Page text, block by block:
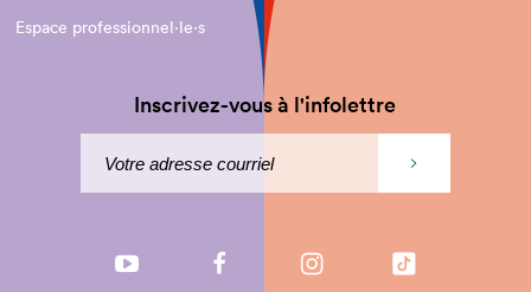
Espace professionnel·le⋅s
Inscrivez-vous à l'infolettre